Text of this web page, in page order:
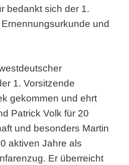
bedankt sich der 1.
und
1. Vorsitzende
gekommen und ehrt
Patrick Volk für 20
und besonders Martin
aktiven Jahre als
Er überreicht